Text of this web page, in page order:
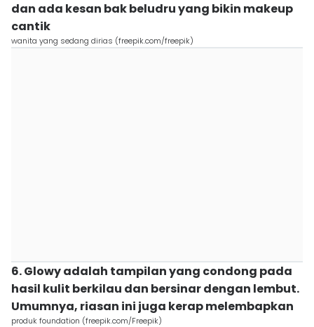
dan ada kesan bak beludru yang bikin makeup
cantik
wanita yang sedang dirias (freepik.com/freepik)
6. Glowy adalah tampilan yang condong pada
hasil kulit berkilau dan bersinar dengan lembut.
Umumnya, riasan ini juga kerap melembapkan
produk foundation (freepik.com/Freepik)